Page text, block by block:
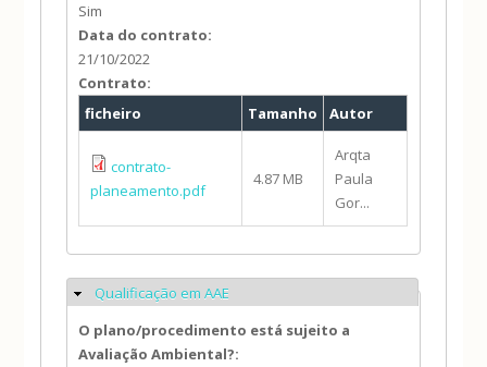
Sim
Data do contrato:
21/10/2022
Contrato:
ficheiro
Tamanho Autor
contrato-
planeamento.pdf
4.87 MB
Arqta
Paula
Gor...
Ocultar
Qualificação em AAE
O plano/procedimento está sujeito a
Avaliação Ambiental?: